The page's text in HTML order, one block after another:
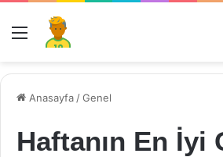
Menü
Anasayfa /Genel
Haftanın En İyi